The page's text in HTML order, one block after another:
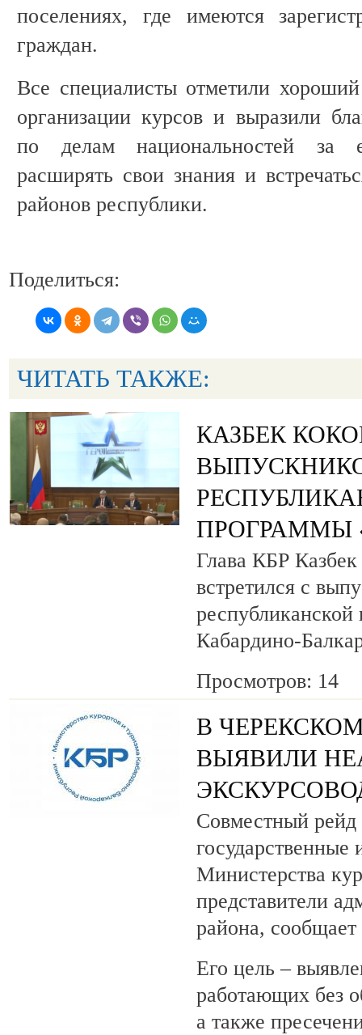
поселениях, где имеются
граждан.
Все специалисты отметили
организации курсов и выразили
по делам национальностей за
расширять свои знания и
районов республики.
Поделиться:
ЧИТАТЬ ТАКЖЕ:
КАЗБЕК
ПРОГРАММЫ
Глава КБР Казбек
встретился с
Кабардино-
Просмотров: 14
В
ВЫЯВИЛИ
Совместный рейд
государственные
Министерства
представители
района,
Его цель –
работающих без
а также